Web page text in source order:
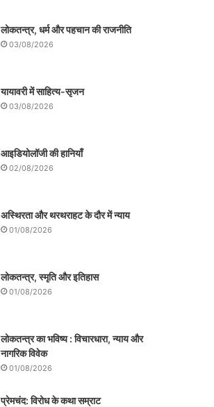
लोकतन्त्र, धर्म और पहचान की राजनीति
03/08/2026
यायावरी में साहित्य-सृजन
03/08/2026
आइडियोलॉजी की हानियाँ
02/08/2026
अस्थिरता और थरथराहट के दौर में न्याय
01/08/2026
लोकतन्त्र, स्मृति और इतिहास
01/08/2026
लोकतन्त्र का भविष्य : विचारधारा, न्याय और
नागरिक विवेक
01/08/2026
प्रेमचंद: विरोध के कथा सम्राट